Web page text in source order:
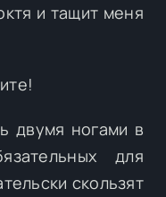
и тащит меня
двумя ногами в
для
скользят